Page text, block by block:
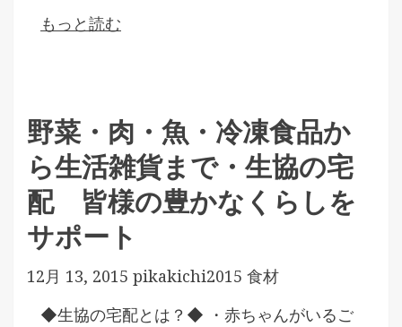
もっと読む
野菜・肉・魚・冷凍食品か
ら生活雑貨まで・生協の宅
配 皆様の豊かなくらしを
サポート
12月 13, 2015 pikakichi2015 食材
◆生協の宅配とは？◆ ・赤ちゃんがいるご